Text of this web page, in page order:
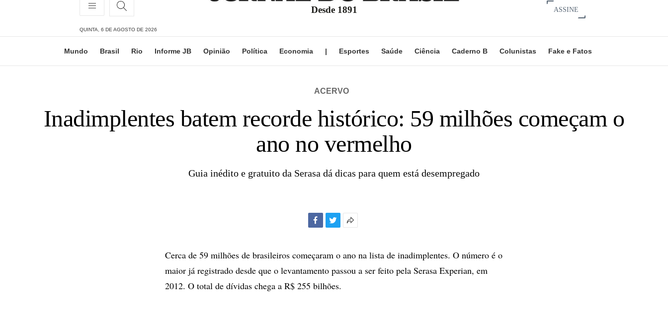
Desde 1891 ASSINE
QUINTA, 6 DE AGOSTO DE 2026
Mundo Brasil Rio Informe JB Opinião Política Economia | Esportes Saúde Ciência Caderno B Colunistas Fake e Fatos
ACERVO
Inadimplentes batem recorde histórico: 59 milhões começam o
ano no vermelho
Guia inédito e gratuito da Serasa dá dicas para quem está desempregado
compartilhamento
Cerca de 59 milhões de brasileiros começaram o ano na lista de inadimplentes. O número é o
maior já registrado desde que o levantamento passou a ser feito pela Serasa Experian, em
2012. O total de dívidas chega a R$ 255 bilhões.